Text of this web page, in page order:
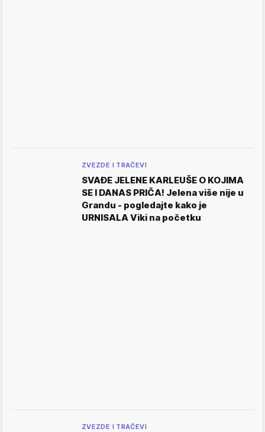
ZVEZDE I TRAČEVI
SVAĐE JELENE KARLEUŠE O KOJIMA
SE I DANAS PRIČA! Jelena više nije u
Grandu - pogledajte kako je
URNISALA Viki na početku
ZVEZDE I TRAČEVI